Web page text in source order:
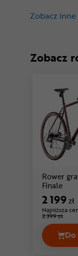
Zobacz
Zobacz
Rower
Finale
2 199zł
Najniższa
2 399 zł
Do